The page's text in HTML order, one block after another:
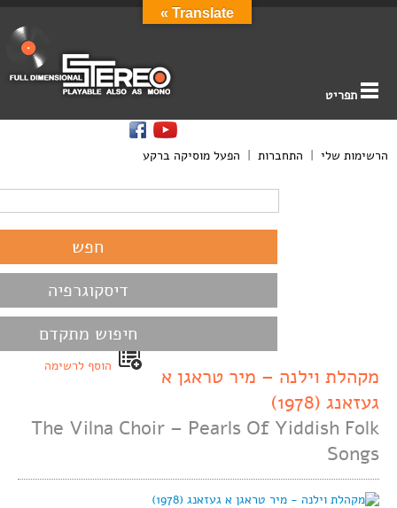
תפריט
הרשימות שלי | התחברות | הפעל מוסיקה ברקע
דיסקוגרפיה
חיפוש מתקדם
הוסף לרשימה
מקהלת וילנה – מיר טראגן א
געזאנג (1978)
The Vilna Choir – Pearls Of Yiddish Folk
Songs
Translate »